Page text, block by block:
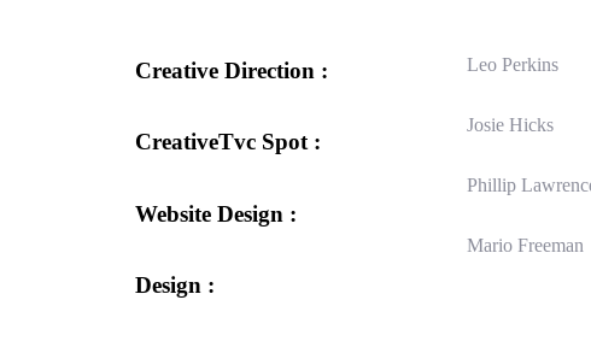
Creative Direction :
CreativeTvc Spot :
Website Design :
Design :
Leo Perkins
Josie Hicks
Phillip
Mario Freeman